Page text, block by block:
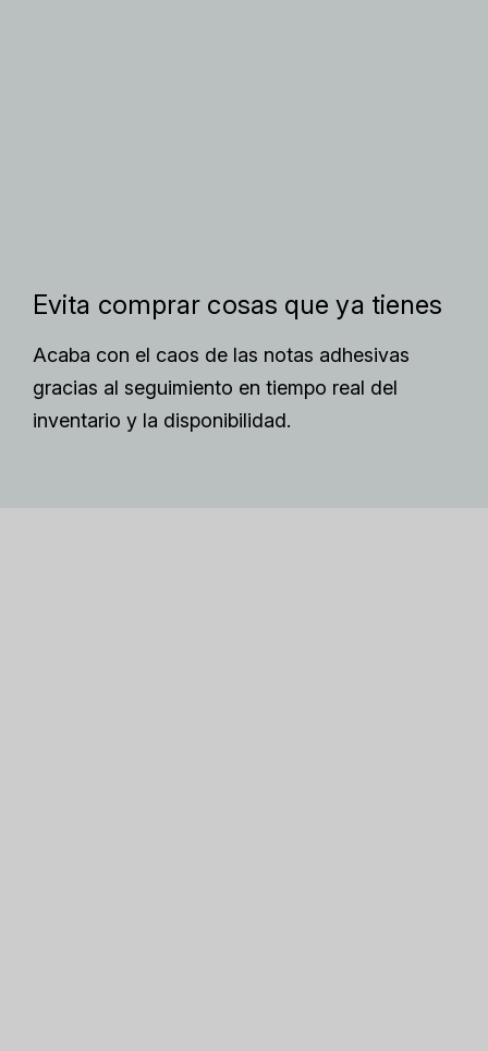
Evita comprar cosas que ya tienes
Acaba con el caos de las notas adhesivas
gracias al seguimiento en tiempo real del
inventario y la disponibilidad.